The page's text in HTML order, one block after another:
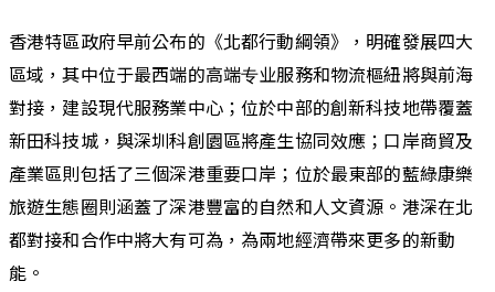
香港特區政府早前公布的《北都行動綱領》，明確發展四大
區域，其中位于最西端的高端专业服務和物流樞紐將與前海
對接，建設現代服務業中心；位於中部的創新科技地帶覆蓋
新田科技城，與深圳科創園區將產生協同效應；口岸商貿及
產業區則包括了三個深港重要口岸；位於最東部的藍綠康樂
旅遊生態圈則涵蓋了深港豐富的自然和人文資源。港深在北
都對接和合作中將大有可為，為兩地經濟帶來更多的新動
能。